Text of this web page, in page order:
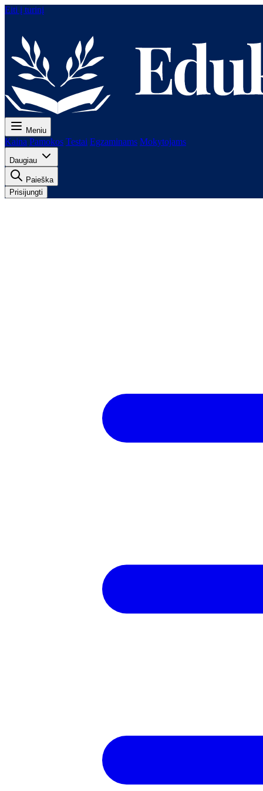
Eiti į turinį
Meniu
Kaina Pamokos Testai Egzaminams Mokytojams
Daugiau
Paieška
Prisijungti